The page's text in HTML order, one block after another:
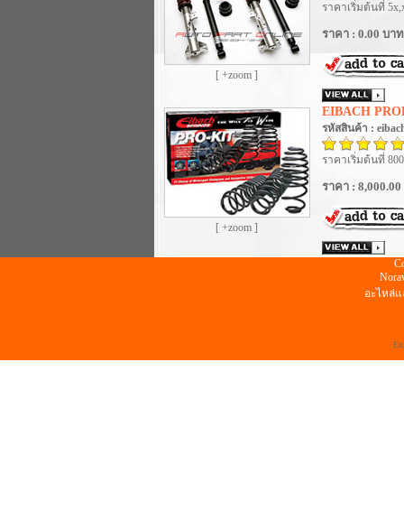
[ +zoom ]
ราคาเริ่มต้นที่
ราคา : 0.00 บาท
[ +zoom ]
EIBACH
รหัสสินค้า :
ราคาเริ่มต้นที่
ราคา :
อะไหล่